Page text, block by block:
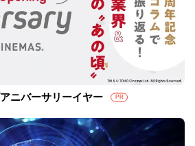
ニバーサリーイヤー PR